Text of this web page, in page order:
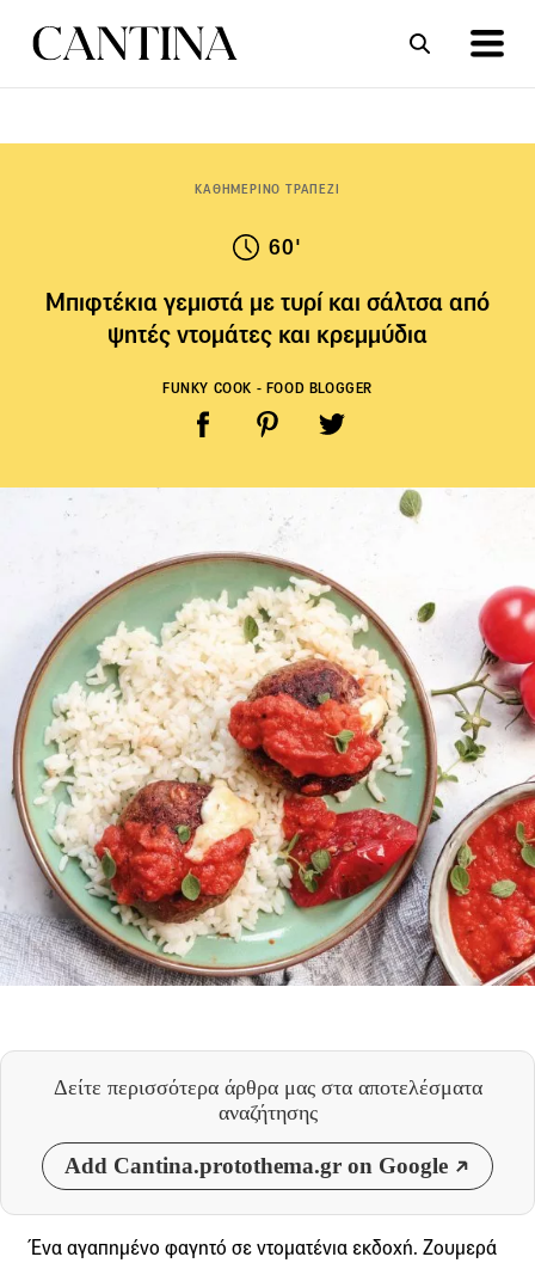
ΚΑΘΗΜΕΡΙΝΟ ΤΡΑΠΕΖΙ
60'
Μπιφτέκια γεμιστά με τυρί και σάλτσα από
ψητές ντομάτες και κρεμμύδια
FUNKY COOK - FOOD BLOGGER
Δείτε περισσότερα άρθρα μας στα αποτελέσματα
αναζήτησης
Add Cantina.protothema.gr on Google
Ένα αγαπημένο φαγητό σε ντοματένια εκδοχή. Ζουμερά